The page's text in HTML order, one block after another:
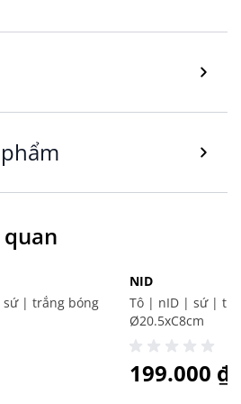
và silicone, mang
năng chống trơn trượt,
khỏi vết ố và trầy xước.
và các dụng cụ nhỏ trên
dễ phối với các thiết kế bàn
sản phẩm là bảo vệ mặt
đa dụng, tấm lót có thể
dưới dụng cụ nấu ăn khi
phụ kiện trang trí bàn ăn
làm tấm chắn dưới khu
đình.
vân đá cẩm thạch/đen,
| trắng bóng
NID
Tô | nID | sứ |
Ø20.5xC8cm
199.000 ₫